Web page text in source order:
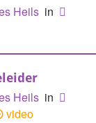
Heils in
Heils in
video